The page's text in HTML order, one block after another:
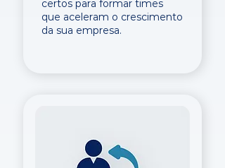
certos para formar times
que aceleram o crescimento
da sua empresa.